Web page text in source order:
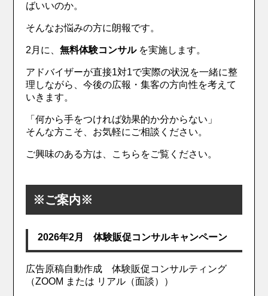
ばいいのか。
そんなお悩みの方に朗報です。
2月に、無料体験コンサルを実施します。
アドバイザーが直接1対1で実際の状況を一緒に整
理しながら、今後の広報・集客の方向性を考えて
いきます。
「何から手をつければ効果的か分からない」
そんな方こそ、お気軽にご相談ください。
ご興味のある方は、こちらをご覧ください。
※ご案内※
2026年2月 体験販促コンサルキャンペーン
広告原稿自動作成 体験販促コンサルティング
（ZOOM または リアル（面談））